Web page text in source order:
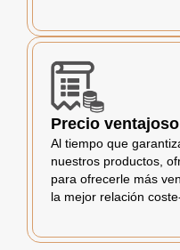
Precio ventajoso
Al tiempo que
nuestros productos,
para ofrecerle más
la mejor relación